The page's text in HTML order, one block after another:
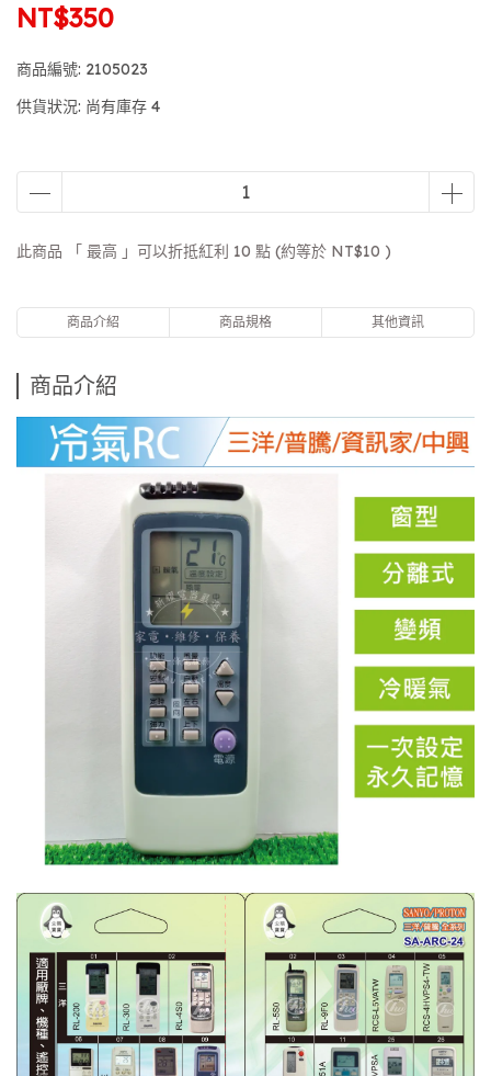
NT$350
商品編號: 2105023
供貨狀況: 尚有庫存 4
此商品 「 最高 」可以折抵紅利 10 點 (約等於 NT$10 )
商品介紹 商品規格 其他資訊
商品介紹